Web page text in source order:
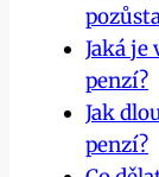
Jaká
penzí?
Jak
penzí?